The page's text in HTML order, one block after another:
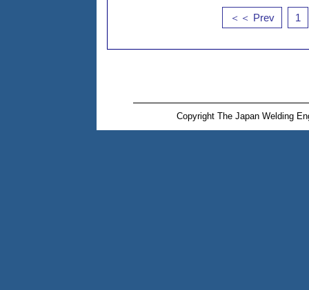
＜＜ Prev 1
Copyright The Japan Welding